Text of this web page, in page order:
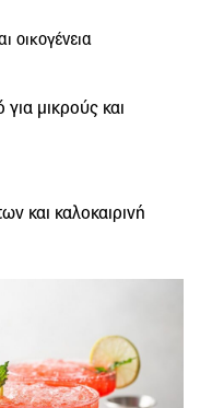
οικογένεια
για μικρούς και
και καλοκαιρινή